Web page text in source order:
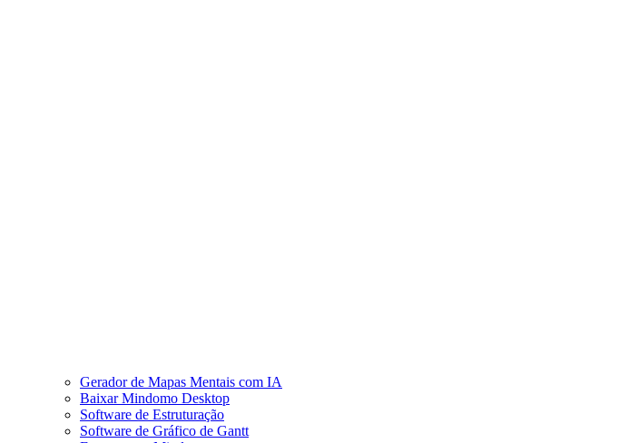
Gerador de Mapas Mentais com IA
Baixar Mindomo Desktop
Software de Estruturação
Software de Gráfico de Gantt